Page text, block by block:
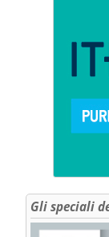
Gli speciali